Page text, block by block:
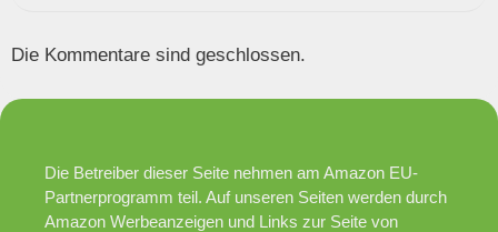
Die Kommentare sind geschlossen.
Die Betreiber dieser Seite nehmen am Amazon EU-
Partnerprogramm teil. Auf unseren Seiten werden durch
Amazon Werbeanzeigen und Links zur Seite von